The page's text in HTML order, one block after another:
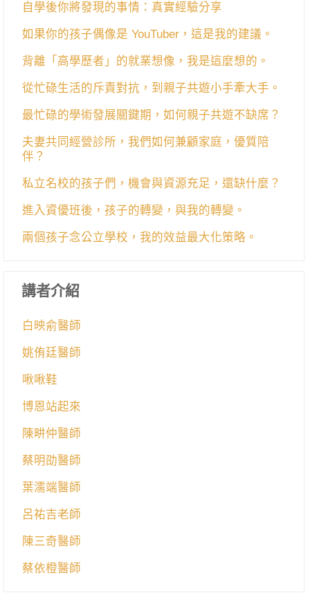
自學後你將發現的事情：真實經驗分享
如果你的孩子偶像是 YouTuber，這是我的建議。
背離「高學歷者」的就業想像，我是這麼想的。
從忙碌生活的斥責對抗，到親子共遊小手牽大手。
最忙碌的學術發展關鍵期，如何親子共遊不缺席？
夫妻共同經營診所，我們如何兼顧家庭，優質陪
伴？
私立名校的孩子們，機會與資源充足，還缺什麼？
進入資優班後，孩子的轉變，與我的轉變。
兩個孩子念公立學校，我的效益最大化策略。
講者介紹
白映俞醫師
姚侑廷醫師
啾啾鞋
博恩站起來
陳畊仲醫師
蔡明劭醫師
葉濡端醫師
呂祐吉老師
陳三奇醫師
蔡依橙醫師